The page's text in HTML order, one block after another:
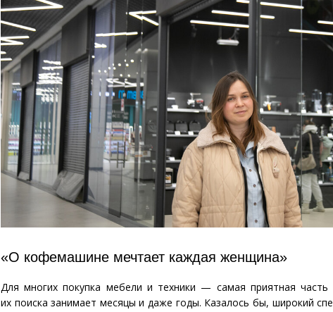
«О кофемашине мечтает каждая женщина»
Для многих покупка мебели и техники — самая приятная
их поиска занимает месяцы и даже годы. Казалось бы, широкий